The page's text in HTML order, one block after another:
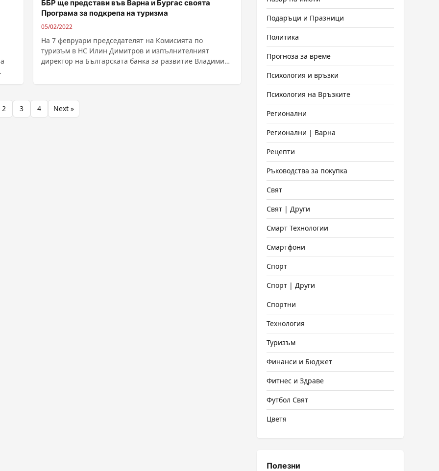
ББР ще представи във Варна и Бургас своята
Програма за подкрепа на туризма
05/02/2022
На 7 февруари председателят на Комисията по
туризъм в НС Илин Димитров и изпълнителният
директор на Българската банка за развитие Владимир
2 3 4 Next »
Подаръци и Празници
Политика
Прогноза за време
Психология и връзки
Психология на Връзките
Регионални
Регионални | Варна
Рецепти
Ръководства за покупка
Свят
Свят | Други
Смарт Технологии
Смартфони
Спорт
Спорт | Други
Спортни
Технология
Туризъм
Финанси и Бюджет
Фитнес и Здраве
Футбол Свят
Цветя
Полезни